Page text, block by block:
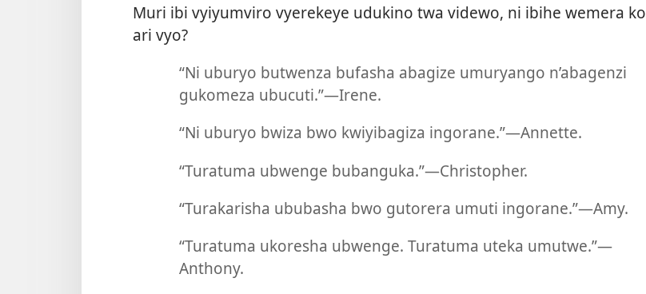
Muri ibi vyiyumviro vyerekeye udukino twa videwo, ni ibihe wemera ko
ari vyo?
“Ni uburyo butwenza bufasha abagize umuryango n’abagenzi
gukomeza ubucuti.”​—Irene.
“Ni uburyo bwiza bwo kwiyibagiza ingorane.”​—Annette.
“Turatuma ubwenge bubanguka.”​—Christopher.
“Turakarisha ububasha bwo gutorera umuti ingorane.”​—Amy.
“Turatuma ukoresha ubwenge. Turatuma uteka umutwe.”​—
Anthony.